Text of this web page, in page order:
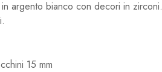
argento bianco con decori in zirconi.
15 mm